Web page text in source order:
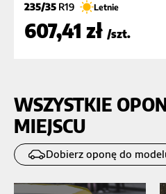
235/35 R19 Letnie
607,41 zł /szt.
WSZYSTKIE
MIEJSCU
Dobierz oponę do